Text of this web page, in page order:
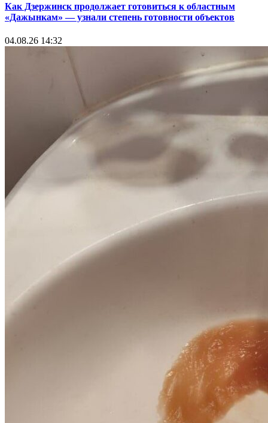
Как Дзержинск продолжает готовиться к областным
«Дажынкам» — узнали степень готовности объектов
04.08.26 14:32